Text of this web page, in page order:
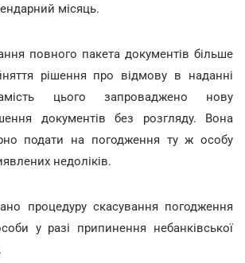
місяць.
повного пакета документів більше
рішення про відмову в наданні
цього запроваджено нову
документів без розгляду. Вона
подати на погодження ту ж особу
недоліків.
процедуру скасування погодження
у разі припинення небанківської